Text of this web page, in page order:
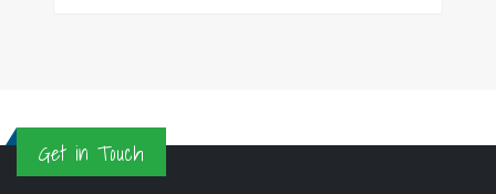
Get in Touch